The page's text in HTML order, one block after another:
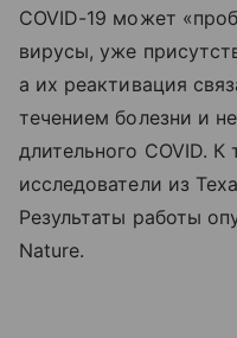
COVID-19 может
вирусы, уже
а их реактивация
течением болезни и
длительного COVID.
исследователи из
Результаты работы
Nature.